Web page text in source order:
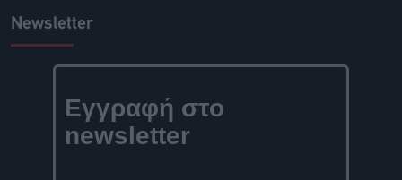
Newsletter
Εγγραφή στο
newsletter